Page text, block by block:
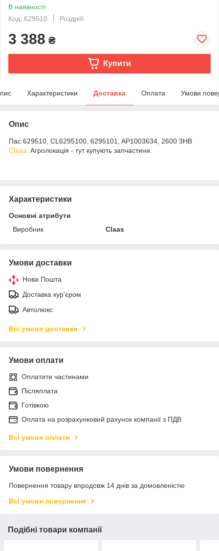
В наявності
Код: 629510
Роздріб
3 388 ₴
Купити
Характеристики Доставка Оплата Умови
Опис
Пас 629510, CL6295100, 6295101, AP1003634, 2600 3HB
Claas . Агролокація - тут купують запчастини.
Характеристики
Основні атрибути
Виробник
Claas
Умови доставки
Нова Пошта
Доставка кур'єром
Автолюкс
Всі умови доставки
Умови оплати
Оплатити частинами
Післяплата
Готівкою
Оплата на розрахунковий рахунок компанії з ПДВ
Всі умови оплати
Умови повернення
Повернення товару впродовж 14 днів за домовленістю
Всі умови повернення
Подібні товари компанії